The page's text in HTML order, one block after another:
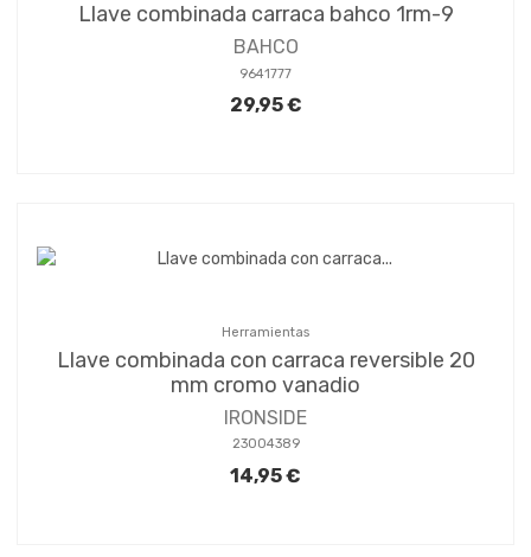
Llave combinada carraca bahco 1rm-9
BAHCO
9641777
29,95 €
Herramientas
Llave combinada con carraca reversible 20
mm cromo vanadio
IRONSIDE
23004389
14,95 €